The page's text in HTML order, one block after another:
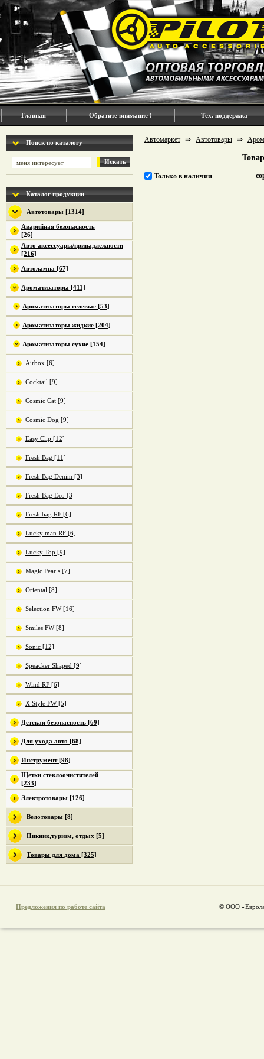
Главная Обратите внимание ! Тех. поддержка
Поиск по каталогу
Искать
Каталог продукции
Автотовары [1314]
Аварийная безопасность
[26]
Авто аксессуары/принадлежности
[216]
Автолампа [67]
Ароматизаторы [411]
Ароматизаторы гелевые [53]
Ароматизаторы жидкие [204]
Ароматизаторы сухие [154]
Airbox [6]
Cocktail [9]
Cosmic Cat [9]
Cosmic Dog [9]
Easy Clip [12]
Fresh Bag [11]
Fresh Bag Denim [3]
Fresh Bag Eco [3]
Fresh bag RF [6]
Lucky man RF [6]
Lucky Top [9]
Magic Pearls [7]
Oriental [8]
Selection FW [16]
Smiles FW [8]
Sonic [12]
Speacker Shaped [9]
Wind RF [6]
X Style FW [5]
Детская безопасность [69]
Для ухода авто [68]
Инструмент [98]
Щетки стеклоочистителей
[233]
Электротовары [126]
Велотовары [8]
Пикник,туризм, отдых [5]
Товары для дома [325]
Автомаркет ⇒ Автотовары ⇒
Только в наличии
Предложения по работе сайта © ООО